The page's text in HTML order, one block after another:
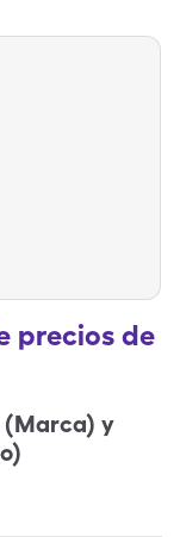
precios de
(Marca) y